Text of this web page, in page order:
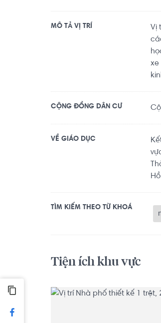
MÔ TẢ VỊ TRÍ
Vị
xe
CỘNG ĐỒNG DÂN CƯ
VỀ GIÁO DỤC
TÌM KIẾM THEO TỪ KHOÁ
Tiện ích khu vực